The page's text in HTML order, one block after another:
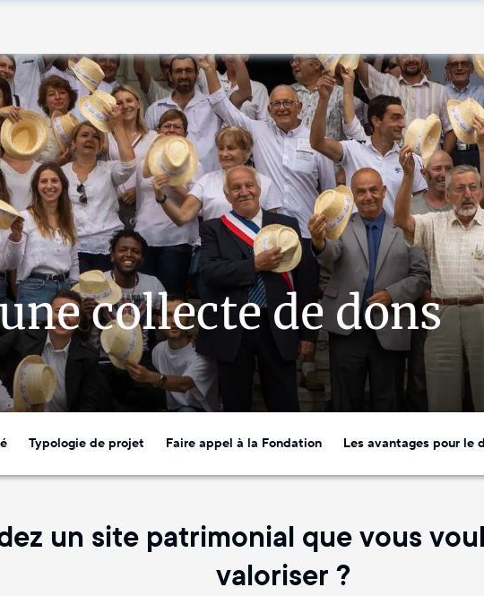
collecte de dons
Typologie de projet Faire appel à la Fondation Les avantages pour le
un site patrimonial que vous
valoriser ?